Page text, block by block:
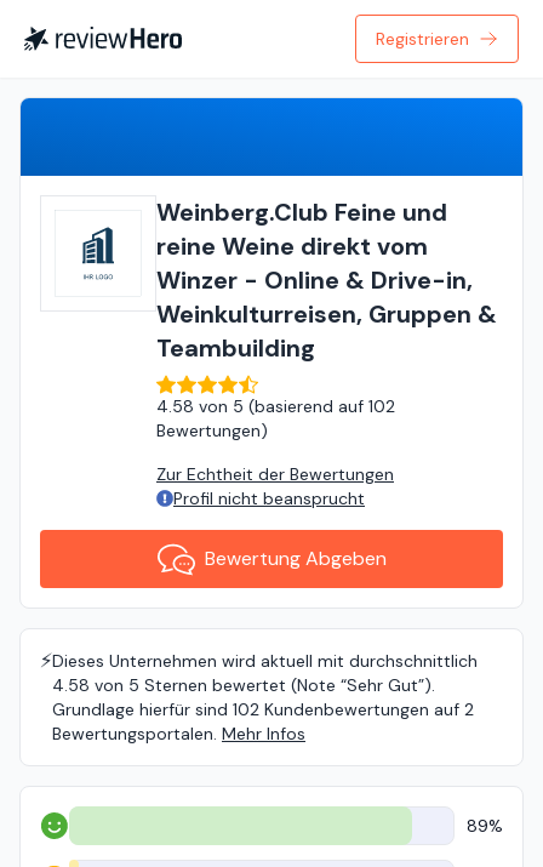
Registrieren
Weinberg.Club Feine und
reine Weine direkt vom
Winzer - Online & Drive-in,
Weinkulturreisen, Gruppen &
Teambuilding
4.58 von 5 (basierend auf 102
Bewertungen)
Zur Echtheit der Bewertungen
Profil nicht beansprucht
Bewertung Abgeben
⚡️Dieses Unternehmen wird aktuell mit durchschnittlich
4.58 von 5 Sternen bewertet (Note “Sehr Gut”).
Grundlage hierfür sind 102 Kundenbewertungen auf 2
Bewertungsportalen. Mehr Infos
Positiv 89%